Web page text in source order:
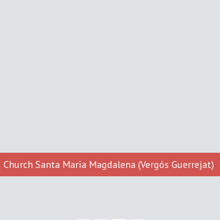
Church Santa Maria Magdalena (Vergós Guerrejat)